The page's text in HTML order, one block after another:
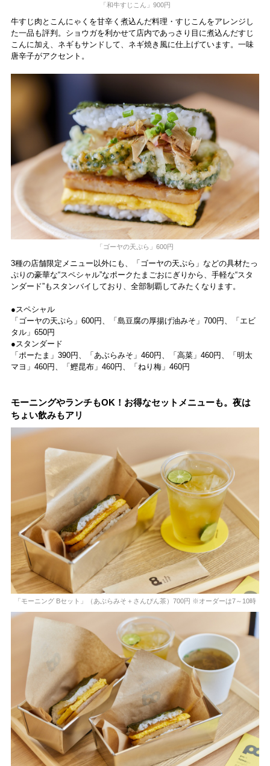
「和牛すじこん」900円
牛すじ肉とこんにゃくを甘辛く煮込んだ料理・すじこんをアレンジし
た一品も評判。ショウガを利かせて店内であっさり目に煮込んだすじ
こんに加え、ネギもサンドして、ネギ焼き風に仕上げています。一味
唐辛子がアクセント。
「ゴーヤの天ぷら」600円
3種の店舗限定メニュー以外にも、「ゴーヤの天ぷら」などの具材たっ
ぷりの豪華な“スペシャル”なポークたまごおにぎりから、手軽な“スタ
ンダード”もスタンバイしており、全部制覇してみたくなります。
●スペシャル
「ゴーヤの天ぷら」600円、「島豆腐の厚揚げ油みそ」700円、「エビ
タル」650円
●スタンダード
「ポーたま」390円、「あぶらみそ」460円、「高菜」460円、「明太
マヨ」460円、「鰹昆布」460円、「ねり梅」460円
モーニングやランチもOK！お得なセットメニューも。夜は
ちょい飲みもアリ
「モーニング Bセット」（あぶらみそ＋さんぴん茶）700円 ※オーダーは7～10時